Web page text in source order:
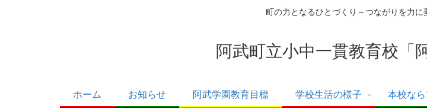
町の力となるひとづくり～つながりを力に
阿武町立小中一貫教育校「
ホーム お知らせ 阿武学園教育目標 学校生活の様子 本校な